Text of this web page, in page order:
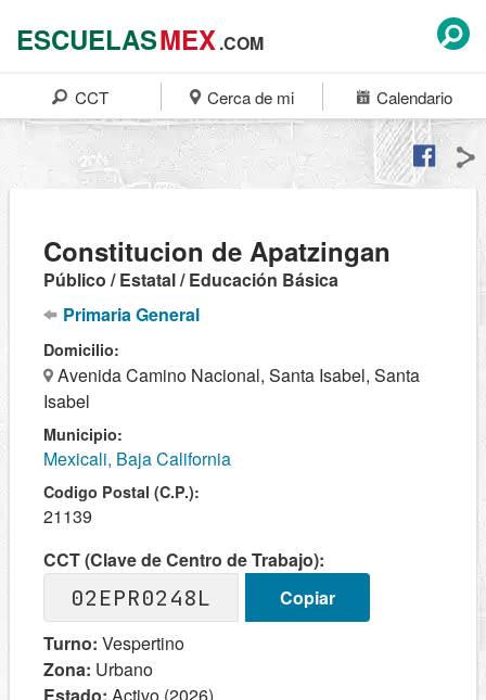
ESCUELASMEX.COM
CCT Cerca de mi Calendario
Constitucion de Apatzingan
Público / Estatal / Educación Básica
Primaria General
Domicilio:
Avenida Camino Nacional, Santa Isabel, Santa
Isabel
Municipio:
Mexicali, Baja California
Codigo Postal (C.P.):
21139
CCT (Clave de Centro de Trabajo):
02EPR0248L
Copiar
Turno: Vespertino
Zona: Urbano